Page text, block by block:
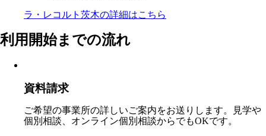
ラ・レコルト茨木の詳細はこちら
利用開始までの流れ
資料請求
ご希望の事業所の詳しいご案内をお送りします。見学や
個別相談、オンライン個別相談からでもOKです。